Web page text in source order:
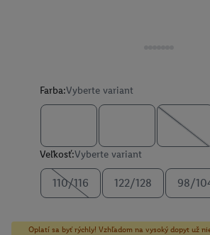
Farba:Vyberte variant
Veľkosť:Vyberte variant
110/116 122/128 98/
Oplatí sa byť rýchly! Vzhľadom na vysoký dopyt už